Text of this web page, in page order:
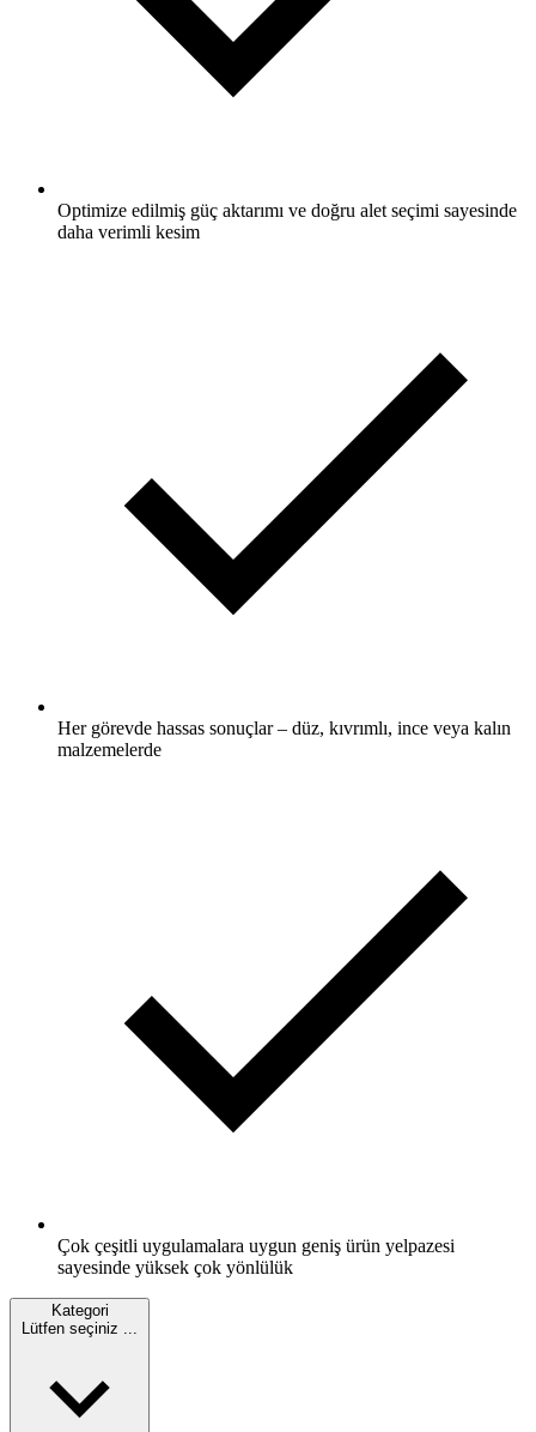
Optimize edilmiş güç aktarımı ve doğru alet seçimi sayesinde
daha verimli kesim
Her görevde hassas sonuçlar – düz, kıvrımlı, ince veya kalın
malzemelerde
Çok çeşitli uygulamalara uygun geniş ürün yelpazesi
sayesinde yüksek çok yönlülük
Kategori
Lütfen seçiniz ...